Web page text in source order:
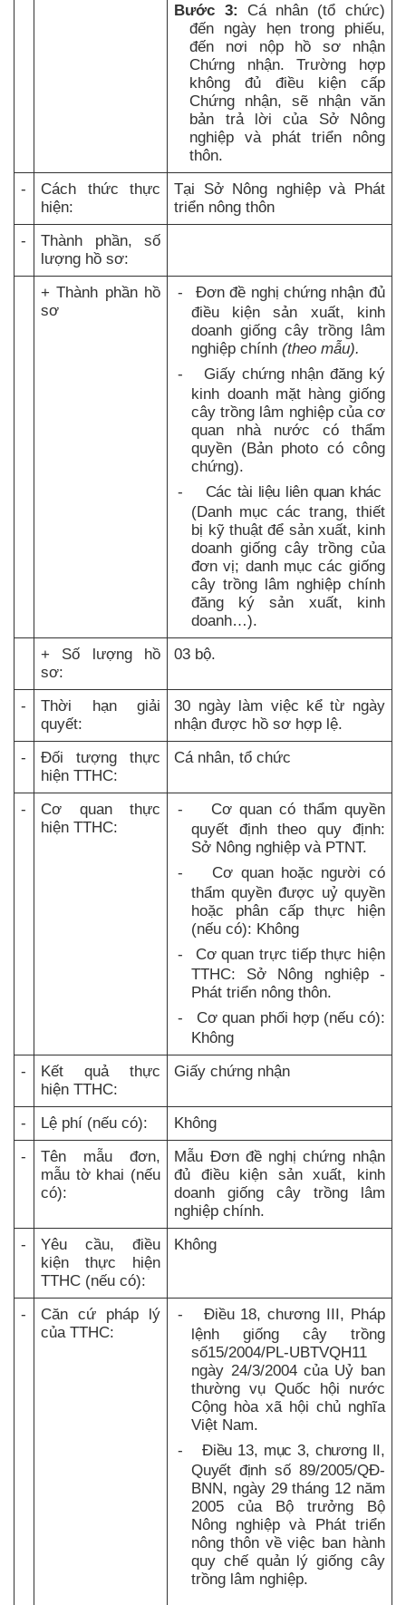
Bước 3: Cá nhân (tổ chức)
đến ngày hẹn trong phiếu,
đến nơi nộp hồ sơ nhận
Chứng nhận. Trường hợp
không đủ điều kiện cấp
Chứng nhận, sẽ nhận văn
bản trả lời của Sở Nông
nghiệp và phát triển nông
thôn.
-
Cách thức thực
hiện:
Tại Sở Nông nghiệp và Phát
triển nông thôn
-
Thành phần, số
lượng hồ sơ:
+ Thành phần hồ
sơ
-
Đơn đề nghị chứng nhận đủ
điều kiện sản xuất, kinh
doanh giống cây trồng lâm
nghiệp chính(theo mẫu).
-
Giấy chứng nhận đăng ký
kinh doanh mặt hàng giống
cây trồng lâm nghiệp của cơ
quan nhà nước có thẩm
quyền (Bản photo có công
chứng).
-
Các tài liệu liên quan khác
(Danh mục các trang, thiết
bị kỹ thuật để sản xuất, kinh
doanh giống cây trồng của
đơn vị; danh mục các giống
cây trồng lâm nghiệp chính
đăng ký sản xuất, kinh
doanh…).
+ Số lượng hồ
sơ:
03 bộ.
-
Thời hạn giải
quyết:
30 ngày làm việc kể từ ngày
nhận được hồ sơ hợp lệ.
-
Đối tượng thực
hiện TTHC:
Cá nhân, tổ chức
-
Cơ quan thực
hiện TTHC:
-
Cơ quan có thẩm quyền
quyết định theo quy định:
Sở Nông nghiệp và PTNT.
-
Cơ quan hoặc người có
thẩm quyền được uỷ quyền
hoặc phân cấp thực hiện
(nếu có): Không
-
Cơ quan trực tiếp thực hiện
TTHC: Sở Nông nghiệp -
Phát triển nông thôn.
-
Cơ quan phối hợp (nếu có):
Không
-
Kết quả thực
hiện TTHC:
Giấy chứng nhận
- Lệ phí (nếu có):
Không
-
Tên mẫu đơn,
mẫu tờ khai (nếu
có):
Mẫu Đơn đề nghị chứng nhận
đủ điều kiện sản xuất, kinh
doanh giống cây trồng lâm
nghiệp chính.
-
Yêu cầu, điều
kiện thực hiện
TTHC (nếu có):
Không
-
Căn cứ pháp lý
của TTHC:
-
Điều 18, chương III, Pháp
lệnh giống cây trồng
số15/2004/PL-UBTVQH11
ngày 24/3/2004 của Uỷ ban
thường vụ Quốc hội nước
Cộng hòa xã hội chủ nghĩa
Việt Nam.
-
Điều 13, mục 3, chương II,
Quyết định số89/2005/QĐ-
BNN, ngày 29 tháng 12 năm
2005 của Bộ trưởng Bộ
Nông nghiệp và Phát triển
nông thôn về việc ban hành
quy chế quản lý giống cây
trồng lâm nghiệp.